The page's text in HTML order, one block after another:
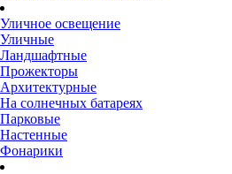
Уличное освещение
Уличные
Ландшафтные
Прожекторы
Архитектурные
На солнечных батареях
Парковые
Настенные
Фонарики